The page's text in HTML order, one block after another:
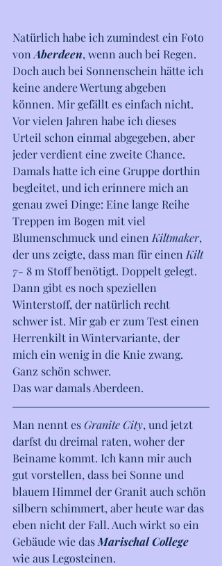
Natürlich habe ich zumindest ein Foto
von Aberdeen, wenn auch bei Regen.
Doch auch bei Sonnenschein hätte ich
keine andere Wertung abgeben
können. Mir gefällt es einfach nicht.
Vor vielen Jahren habe ich dieses
Urteil schon einmal abgegeben, aber
jeder verdient eine zweite Chance.
Damals hatte ich eine Gruppe dorthin
begleitet, und ich erinnere mich an
genau zwei Dinge: Eine lange Reihe
Treppen im Bogen mit viel
Blumenschmuck und einen Kiltmaker,
der uns zeigte, dass man für einen Kilt
7- 8 m Stoff benötigt. Doppelt gelegt.
Dann gibt es noch speziellen
Winterstoff, der natürlich recht
schwer ist. Mir gab er zum Test einen
Herrenkilt in Wintervariante, der
mich ein wenig in die Knie zwang.
Ganz schön schwer.
Das war damals Aberdeen.
Man nennt es Granite City, und jetzt
darfst du dreimal raten, woher der
Beiname kommt. Ich kann mir auch
gut vorstellen, dass bei Sonne und
blauem Himmel der Granit auch schön
silbern schimmert, aber heute war das
eben nicht der Fall. Auch wirkt so ein
Gebäude wie das Marischal College
wie aus Legosteinen.